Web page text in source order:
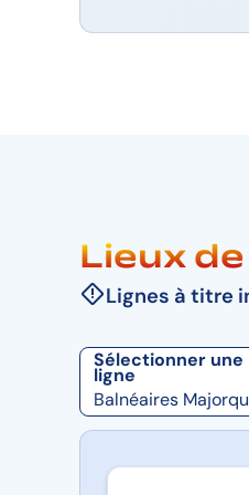
Lieux
Lignes à titre
Sélectionner une
ligne